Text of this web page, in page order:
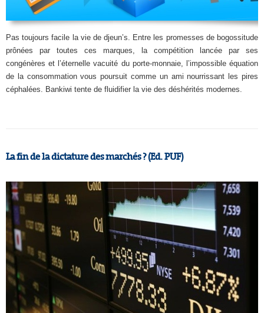
Pas toujours facile la vie de djeun’s. Entre les promesses de bogossitude
prônées par toutes ces marques, la compétition lancée par ses
congénères et l’éternelle vacuité du porte-monnaie, l’impossible équation
de la consommation vous poursuit comme un ami nourrissant les pires
céphalées. Bankiwi tente de fluidifier la vie des déshérités modernes.
La fin de la dictature des marchés ? (Ed. PUF)